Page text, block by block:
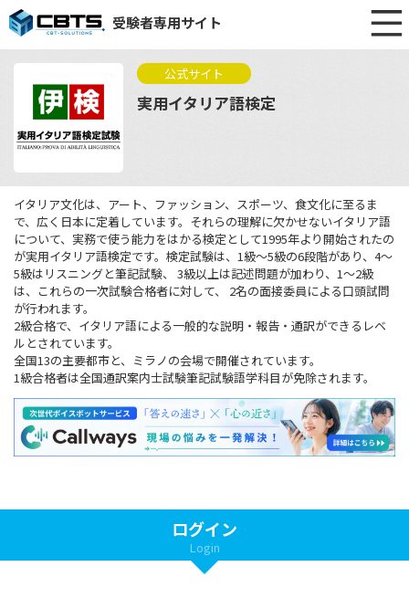
受験者専用サイト
公式サイト
実用イタリア語検定
イタリア文化は、アート、ファッション、スポーツ、食文化に至るま
で、広く日本に定着しています。それらの理解に欠かせないイタリア語
について、実務で使う能力をはかる検定として1995年より開始されたの
が実用イタリア語検定です。検定試験は、1級～5級の6段階があり、4～
5級はリスニングと筆記試験、 3級以上は記述問題が加わり、1～2級
は、これらの一次試験合格者に対して、 2名の面接委員による口頭試問
が行われます。
2級合格で、イタリア語による一般的な説明・報告・通訳ができるレベ
ルとされています。
全国13の主要都市と、ミラノの会場で開催されています。
1級合格者は全国通訳案内士試験筆記試験語学科目が免除されます。
ログイン
Login